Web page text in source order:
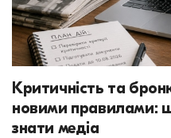
Критичність та
новими правилами:
знати медіа